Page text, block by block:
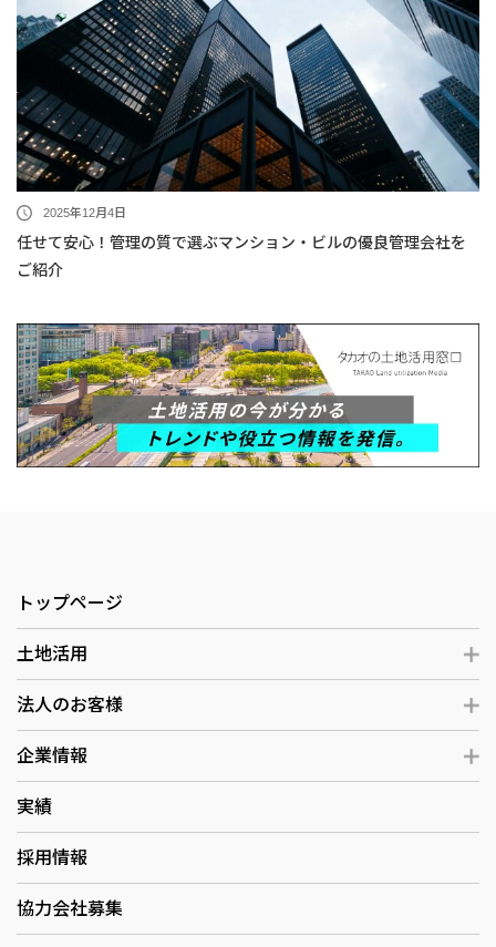
2025年12月4日
任せて安心！管理の質で選ぶマンション・ビルの優良管理会社を
ご紹介
トップページ
土地活用
法人のお客様
企業情報
実績
採用情報
協力会社募集